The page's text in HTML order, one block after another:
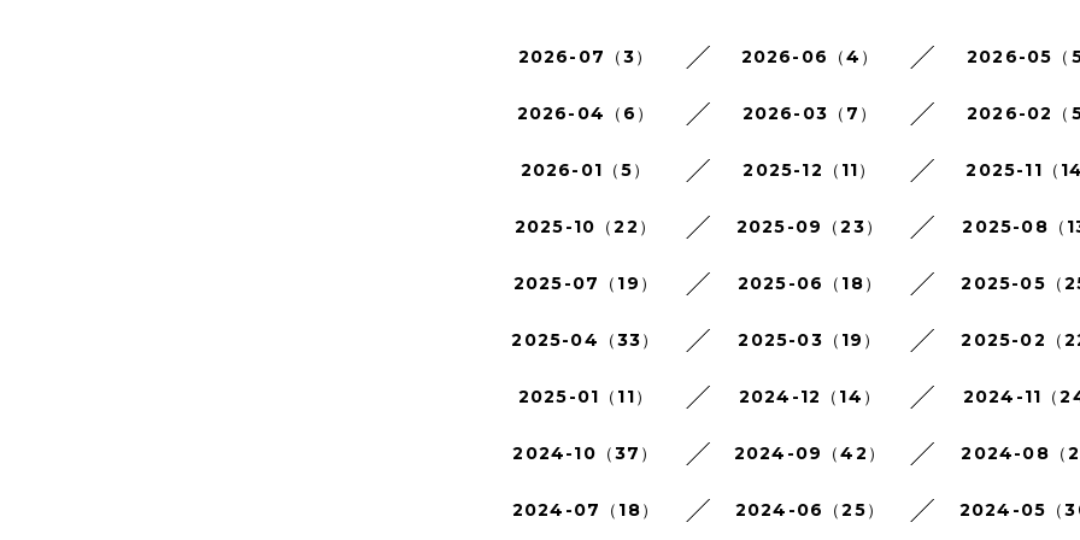
2026-07（3） 2026-06（4） 2026-05（5
2026-04（6） 2026-03（7） 2026-02（5
2026-01（5） 2025-12（11） 2025-11（14
2025-10（22） 2025-09（23） 2025-08（13
2025-07（19） 2025-06（18） 2025-05（
2025-04（33） 2025-03（19） 2025-02（
2025-01（11） 2024-12（14） 2024-11（24
2024-10（37） 2024-09（42） 2024-08（
2024-07（18） 2024-06（25） 2024-05（